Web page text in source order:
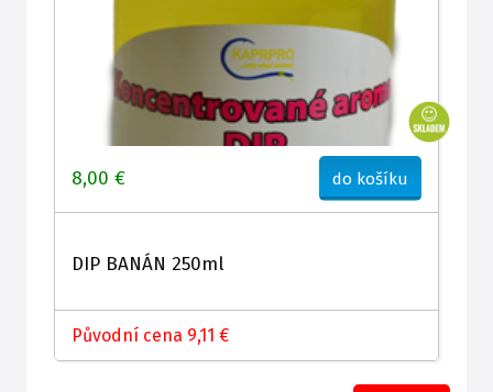
8,00 € do košíku
DIP BANÁN 250ml
Původní cena 9,11 €